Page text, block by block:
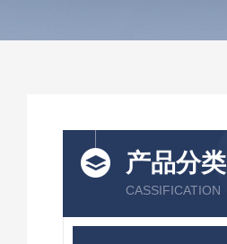
产品分类
CASSIFICATION